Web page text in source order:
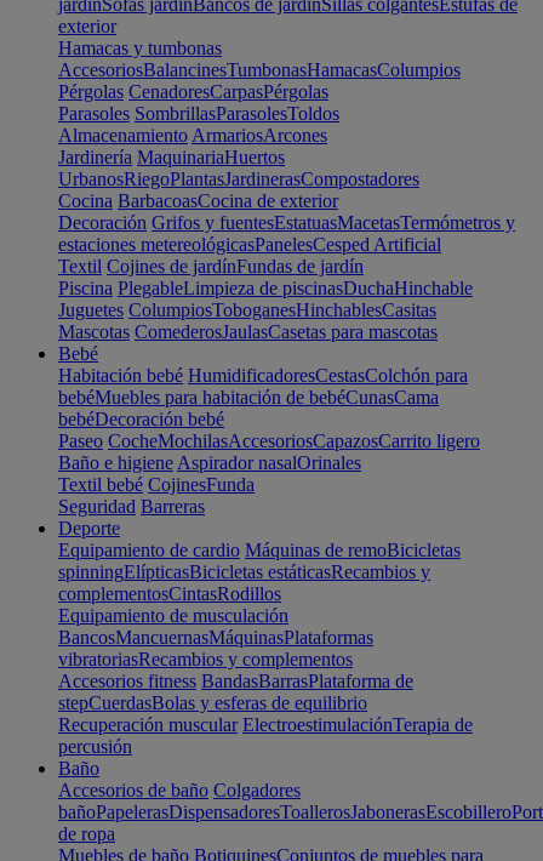
jardínSofás jardínBancos de jardínSillas colgantesEstufas de
exterior
Hamacas y tumbonas
AccesoriosBalancinesTumbonasHamacasColumpios
Pérgolas CenadoresCarpasPérgolas
Parasoles SombrillasParasolesToldos
Almacenamiento ArmariosArcones
Jardinería MaquinariaHuertos
UrbanosRiegoPlantasJardinerasCompostadores
Cocina BarbacoasCocina de exterior
Decoración Grifos y fuentesEstatuasMacetasTermómetros y
estaciones metereológicasPanelesCesped Artificial
Textil Cojines de jardínFundas de jardín
Piscina PlegableLimpieza de piscinasDuchaHinchable
Juguetes ColumpiosToboganesHinchablesCasitas
Mascotas ComederosJaulasCasetas para mascotas
Bebé
Habitación bebé HumidificadoresCestasColchón para
bebéMuebles para habitación de bebéCunasCama
bebéDecoración bebé
Paseo CocheMochilasAccesoriosCapazosCarrito ligero
Baño e higiene Aspirador nasalOrinales
Textil bebé CojinesFunda
Seguridad Barreras
Deporte
Equipamiento de cardio Máquinas de remoBicicletas
spinningElípticasBicicletas estáticasRecambios y
complementosCintasRodillos
Equipamiento de musculación
BancosMancuernasMáquinasPlataformas
vibratoriasRecambios y complementos
Accesorios fitness BandasBarrasPlataforma de
stepCuerdasBolas y esferas de equilibrio
Recuperación muscular ElectroestimulaciónTerapia de
percusión
Baño
Accesorios de baño Colgadores
bañoPapelerasDispensadoresToallerosJabonerasEscobillero
de ropa
Muebles de baño BotiquinesConjuntos de muebles para